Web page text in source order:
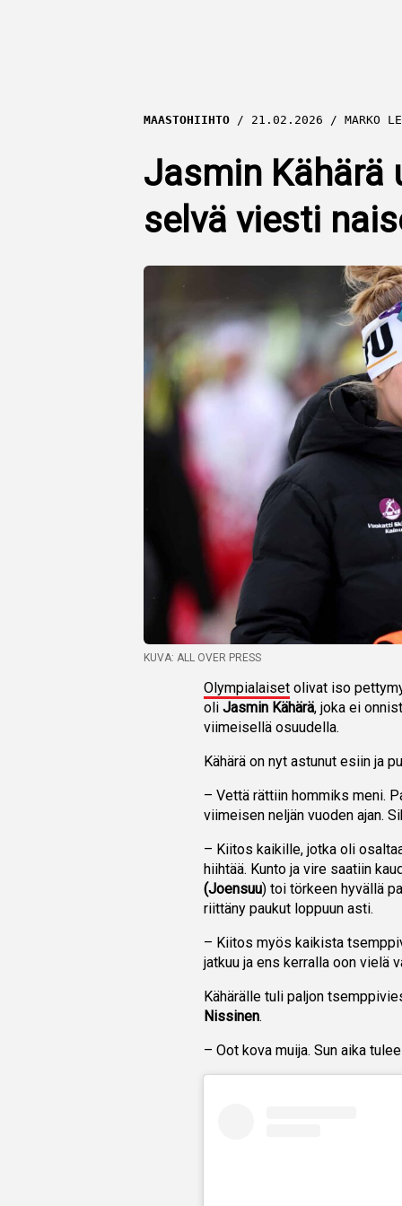
MAASTOHIIHTO 21.02.2026 MARKO
Jasmin Kähärä
selvä viesti
KUVA: ALL OVER PRESS
Olympialaiset olivat iso
oliJasmin Kähärä, joka ei
viimeisellä osuudella.
Kähärä on nyt astunut esiin ja
– Vettä rättiin hommiks meni.
viimeisen neljän vuoden ajan.
– Kiitos kaikille, jotka oli
hiihtää. Kunto ja vire saatiin
(Joensuu) toi törkeen hyvällä
riittäny paukut loppuun asti.
– Kiitos myös kaikista
jatkuu ja ens kerralla oon vielä
Kähärälle tuli paljon
Nissinen.
– Oot kova muija. Sun aika